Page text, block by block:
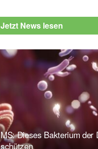
Jetzt News lesen
MS: Dieses Bakterium der
schützen